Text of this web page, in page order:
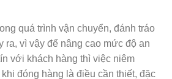
quá trình vận chuyển, đánh tráo
ra, vì vậy để nâng cao mức độ an
với khách hàng thì việc niêm
đóng hàng là điều cần thiết, đặc